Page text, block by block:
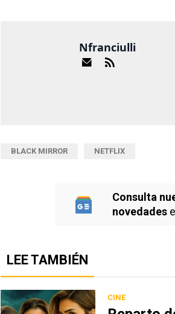
Nfranciulli
BLACK MIRROR NETFLIX
Consulta
novedades
LEE TAMBIÉN
CINE